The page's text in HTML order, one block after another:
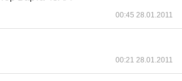
00:45 28.01.2011
00:21 28.01.2011